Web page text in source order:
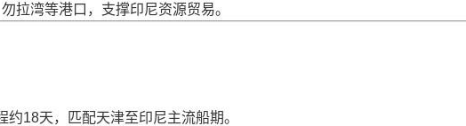
拉湾等港口，支撑印尼资源贸易。
18天，匹配天津至印尼主流船期。